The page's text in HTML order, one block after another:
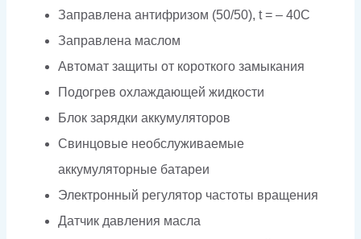
Заправлена антифризом (50/50), t = – 40C
Заправлена маслом
Автомат защиты от короткого замыкания
Подогрев охлаждающей жидкости
Блок зарядки аккумуляторов
Свинцовые необслуживаемые
аккумуляторные батареи
Электронный регулятор частоты вращения
Датчик давления масла